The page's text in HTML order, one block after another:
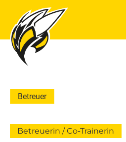
Kader
Betreuer
Trainingszeiten
U10 Jahrgang 2017/18
Betreuer
Betreuerin / Co-Trainerin